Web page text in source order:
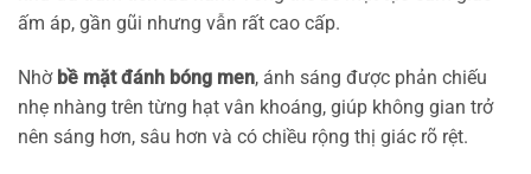
ấm áp, gần gũi nhưng vẫn rất cao cấp.
Nhờ bề mặt đánh bóng men, ánh sáng được phản chiếu
nhẹ nhàng trên từng hạt vân khoáng, giúp không gian trở
nên sáng hơn, sâu hơn và có chiều rộng thị giác rõ rệt.